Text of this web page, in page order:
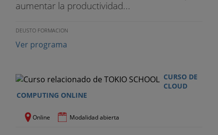
aumentar la productividad...
DEUSTO FORMACION
Ver programa
CURSO DE
CLOUD
COMPUTING ONLINE
Online Modalidad abierta